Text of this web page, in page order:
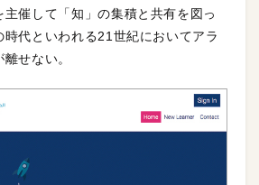
催して「知」の集積と共有を図っ
時代といわれる21世紀においてアラ
せない。